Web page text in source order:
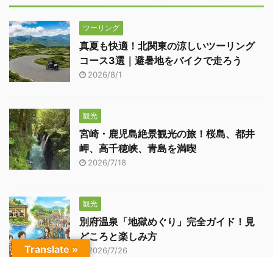
ツーリング
真夏も快適！北関東の涼しいツーリング
コース3選｜避暑地をバイクで走ろう
2026/8/1
観光
宮崎・鹿児島絶景観光の旅！桜島、都井
岬、高千穂峡、青島を満喫
2026/7/18
観光
別府温泉「地獄めぐり」完全ガイド！見
どころと楽しみ方
2026/7/26
Translate »